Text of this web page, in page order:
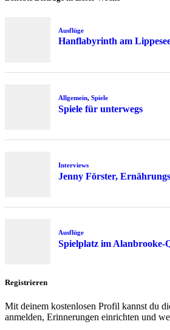
Ausflüge
Hanflabyrinth am
Allgemein, Spiele
Spiele für unterwegs
Interviews
Jenny Förster,
Ausflüge
Spielplatz im Alanbrooke-
Registrieren
Mit deinem kostenlosen Profil kannst du
anmelden, Erinnerungen einrichten und